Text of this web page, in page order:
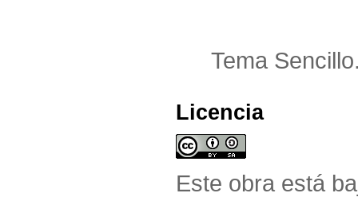
Tema
Licencia
Este obra está